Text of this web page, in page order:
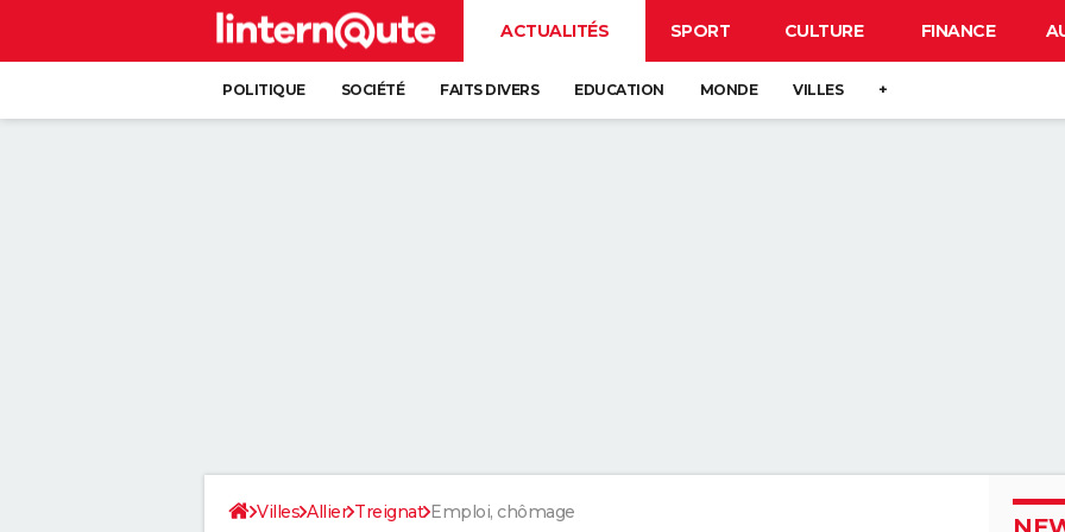
ACTUALITÉS SPORT CULTURE FINANCE
POLITIQUE SOCIÉTÉ FAITS DIVERS EDUCATION MONDE VILLES +
Villes Allier Treignat Emploi, chômage